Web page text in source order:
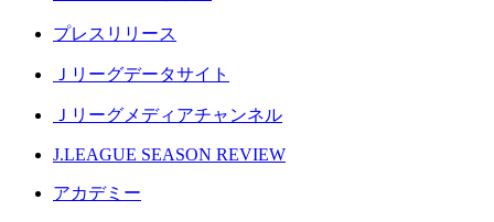
プレスリリース
Ｊリーグデータサイト
Ｊリーグメディアチャンネル
J.LEAGUE SEASON REVIEW
アカデミー